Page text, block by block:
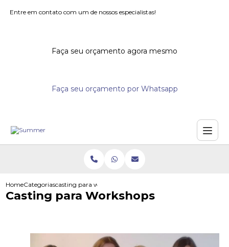
Entre em contato com um de nossos especialistas!
Faça seu orçamento agora mesmo
Faça seu orçamento por Whatsapp
HomeCategoriascasting para workshops
Casting para Workshops